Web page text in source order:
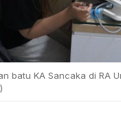
batu KA Sancaka di RA